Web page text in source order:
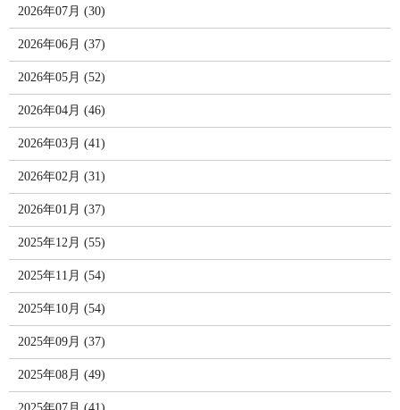
2026年07月 (30)
2026年06月 (37)
2026年05月 (52)
2026年04月 (46)
2026年03月 (41)
2026年02月 (31)
2026年01月 (37)
2025年12月 (55)
2025年11月 (54)
2025年10月 (54)
2025年09月 (37)
2025年08月 (49)